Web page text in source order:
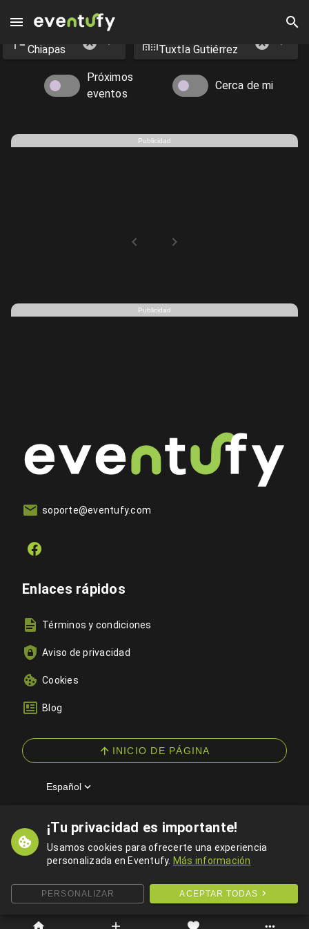
¡Tu privacidad es importante!
Usamos cookies para ofrecerte una experiencia
personalizada en Eventufy. Más información
PERSONALIZAR ACEPTAR TODAS
Eventos en Tuxtla Gutiérrez - Eventufy 2026 | Eventufy
Chiapas Tuxtla Gutiérrez
Próximos
eventos
Cerca de mi
Publicidad
Publicidad
soporte@eventufy.com
Enlaces rápidos
Términos y condiciones
Aviso de privacidad
Cookies
Blog
INICIO DE PÁGINA
Español